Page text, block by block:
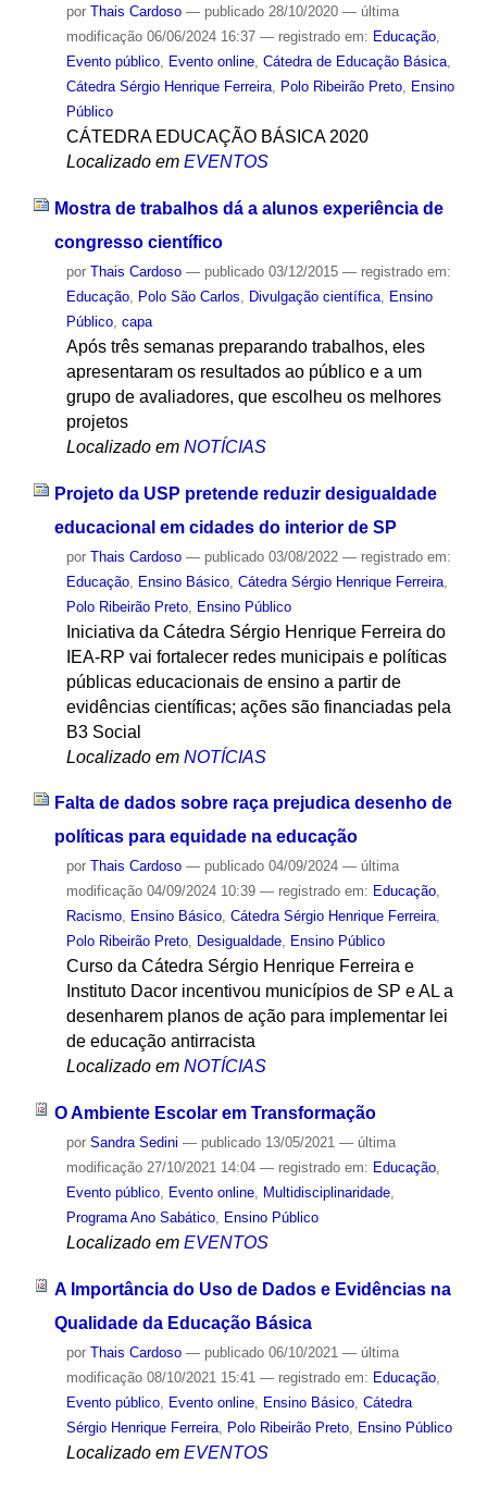
por Thais Cardoso — publicado28/10/2020 — última
modificação06/06/2024 16:37 — registrado em: Educação,
Evento público, Evento online, Cátedra de Educação Básica,
Cátedra Sérgio Henrique Ferreira, Polo Ribeirão Preto, Ensino
Público
CÁTEDRA EDUCAÇÃO BÁSICA 2020
Localizado em EVENTOS
Mostra de trabalhos dá a alunos experiência de
congresso científico
por Thais Cardoso — publicado03/12/2015 — registrado em:
Educação, Polo São Carlos, Divulgação científica, Ensino
Público, capa
Após três semanas preparando trabalhos, eles
apresentaram os resultados ao público e a um
grupo de avaliadores, que escolheu os melhores
projetos
Localizado em NOTÍCIAS
Projeto da USP pretende reduzir desigualdade
educacional em cidades do interior de SP
por Thais Cardoso — publicado03/08/2022 — registrado em:
Educação, Ensino Básico, Cátedra Sérgio Henrique Ferreira,
Polo Ribeirão Preto, Ensino Público
Iniciativa da Cátedra Sérgio Henrique Ferreira do
IEA-RP vai fortalecer redes municipais e políticas
públicas educacionais de ensino a partir de
evidências científicas; ações são financiadas pela
B3 Social
Localizado em NOTÍCIAS
Falta de dados sobre raça prejudica desenho de
políticas para equidade na educação
por Thais Cardoso — publicado04/09/2024 — última
modificação04/09/2024 10:39 — registrado em: Educação,
Racismo, Ensino Básico, Cátedra Sérgio Henrique Ferreira,
Polo Ribeirão Preto, Desigualdade, Ensino Público
Curso da Cátedra Sérgio Henrique Ferreira e
Instituto Dacor incentivou municípios de SP e AL a
desenharem planos de ação para implementar lei
de educação antirracista
Localizado em NOTÍCIAS
O Ambiente Escolar em Transformação
por Sandra Sedini — publicado13/05/2021 — última
modificação27/10/2021 14:04 — registrado em: Educação,
Evento público, Evento online, Multidisciplinaridade,
Programa Ano Sabático, Ensino Público
Localizado em EVENTOS
A Importância do Uso de Dados e Evidências na
Qualidade da Educação Básica
por Thais Cardoso — publicado06/10/2021 — última
modificação08/10/2021 15:41 — registrado em: Educação,
Evento público, Evento online, Ensino Básico, Cátedra
Sérgio Henrique Ferreira, Polo Ribeirão Preto, Ensino Público
Localizado em EVENTOS